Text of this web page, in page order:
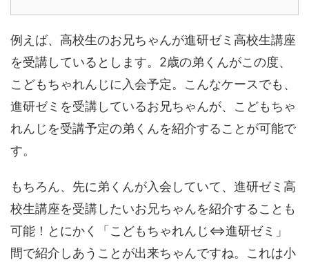
例えば、高校生のお兄ちゃんが進研ゼミ高校生講座
を受講しているとします。2歳の弟くんがこの度、
こどもちゃれんじに入会予定。こんなケースでも、
進研ゼミを受講しているお兄ちゃんが、こどもちゃ
れんじを受講予定の弟くんを紹介することが可能で
す。
もちろん、先に弟くんが入会していて、進研ゼミ高
校生講座を受講したいお兄ちゃんを紹介することも
可能！とにかく「こどもちゃれんじ⇔進研ゼミ」
間で紹介しあうことが出来ちゃんですね。これは小